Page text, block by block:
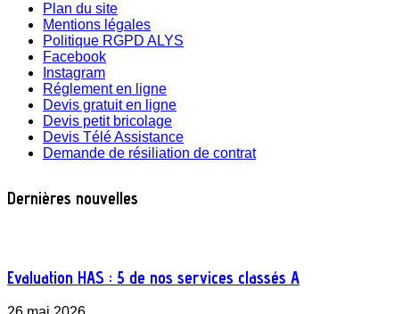
Plan du site
Mentions légales
Politique RGPD ALYS
Facebook
Instagram
Réglement en ligne
Devis gratuit en ligne
Devis petit bricolage
Devis Télé Assistance
Demande de résiliation de contrat
Dernières nouvelles
Evaluation HAS : 5 de nos services classés A